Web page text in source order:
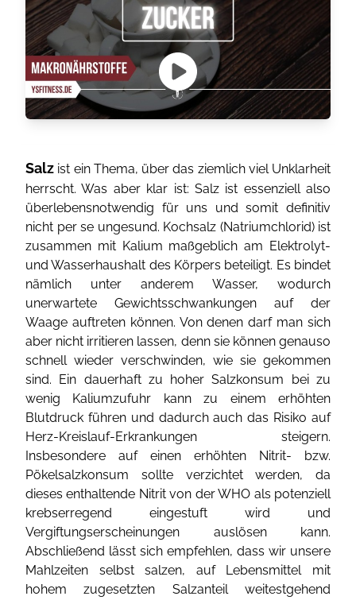
Salz ist ein Thema, über das ziemlich viel Unklarheit
herrscht. Was aber klar ist: Salz ist essenziell also
überlebensnotwendig für uns und somit definitiv
nicht per se ungesund. Kochsalz (Natriumchlorid) ist
zusammen mit Kalium maßgeblich am Elektrolyt-
und Wasserhaushalt des Körpers beteiligt. Es bindet
nämlich unter anderem Wasser, wodurch
unerwartete Gewichtsschwankungen auf der
Waage auftreten können. Von denen darf man sich
aber nicht irritieren lassen, denn sie können genauso
schnell wieder verschwinden, wie sie gekommen
sind. Ein dauerhaft zu hoher Salzkonsum bei zu
wenig Kaliumzufuhr kann zu einem erhöhten
Blutdruck führen und dadurch auch das Risiko auf
Herz-Kreislauf-Erkrankungen steigern.
Insbesondere auf einen erhöhten Nitrit- bzw.
Pökelsalzkonsum sollte verzichtet werden, da
dieses enthaltende Nitrit von der WHO als potenziell
krebserregend eingestuft wird und
Vergiftungserscheinungen auslösen kann.
Abschließend lässt sich empfehlen, dass wir unsere
Mahlzeiten selbst salzen, auf Lebensmittel mit
hohem zugesetzten Salzanteil weitestgehend